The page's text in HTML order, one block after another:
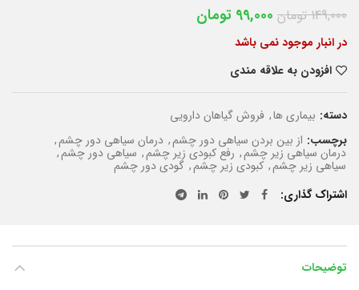
149,000 تومان 99,000 تومان
در انبار موجود نمی باشد
افزودن به علاقه مندی
دسته: بیماری ها, فروش گیاهان دارویی
برچسب: از بین بردن سیاهی دور چشم, درمان سیاهی دور چشم,
درمان سیاهی زیر چشم, رفع کبودی زیر چشم, سیاهی دور چشم,
سیاهی زیر چشم, کبودی زیر چشم, گودی دور چشم
اشتراک گذاری
توضیحات